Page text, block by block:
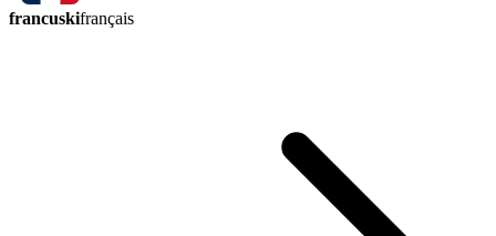
francuskifrançais